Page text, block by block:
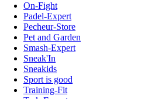
On-Fight
Padel-Expert
Pecheur-Store
Pet and Garden
Smash-Expert
Sneak'In
Sneakids
Sport is good
Training-Fit